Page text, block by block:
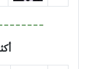
عاملة
عاملة